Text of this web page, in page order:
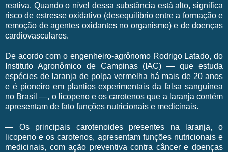
reativa. Quando o nível dessa substância está alto, significa
risco de estresse oxidativo (desequilíbrio entre a formação e
remoção de agentes oxidantes no organismo) e de doenças
cardiovasculares.
De acordo com o engenheiro-agrônomo Rodrigo Latado, do
Instituto Agronômico de Campinas (IAC) — que estuda
espécies de laranja de polpa vermelha há mais de 20 anos
e é pioneiro em plantios experimentais da falsa sanguínea
no Brasil —, o licopeno e os carotenos que a laranja contém
apresentam de fato funções nutricionais e medicinais.
— Os principais carotenoides presentes na laranja, o
licopeno e os carotenos, apresentam funções nutricionais e
medicinais, com ação preventiva contra câncer e doenças